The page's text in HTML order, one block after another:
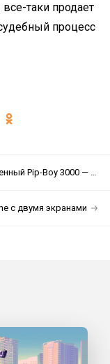
таки продает
процесс
скоро появится в продаже
с двумя экранами